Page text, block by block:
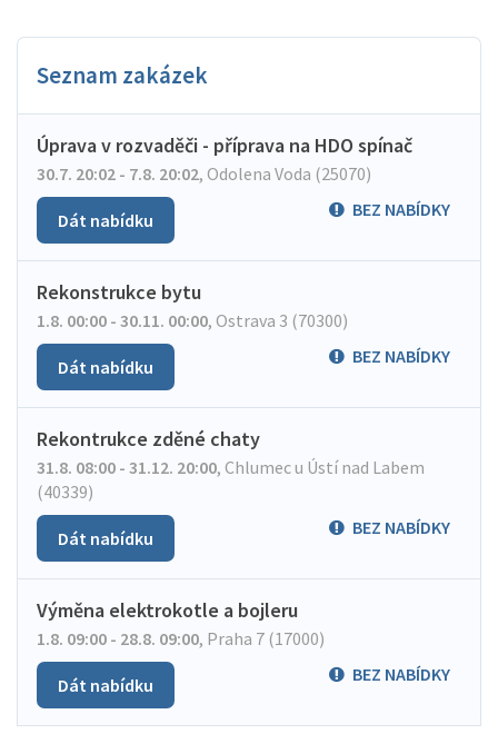
Seznam zakázek
Úprava v rozvaděči - příprava na HDO spínač
30.7. 20:02 - 7.8. 20:02, Odolena Voda (25070)
BEZ NABÍDKY
Dát nabídku
Rekonstrukce bytu
1.8. 00:00 - 30.11. 00:00, Ostrava 3 (70300)
BEZ NABÍDKY
Dát nabídku
Rekontrukce zděné chaty
31.8. 08:00 - 31.12. 20:00, Chlumec u Ústí nad Labem
(40339)
BEZ NABÍDKY
Dát nabídku
Výměna elektrokotle a bojleru
1.8. 09:00 - 28.8. 09:00, Praha 7 (17000)
BEZ NABÍDKY
Dát nabídku